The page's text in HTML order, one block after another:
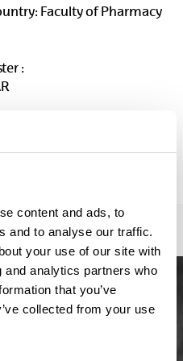
content and ads, to
and to analyse our traffic.
your use of our site with
analytics partners who
that you’ve
collected from your use
Faculty of Pharmacy
:
Farmacia